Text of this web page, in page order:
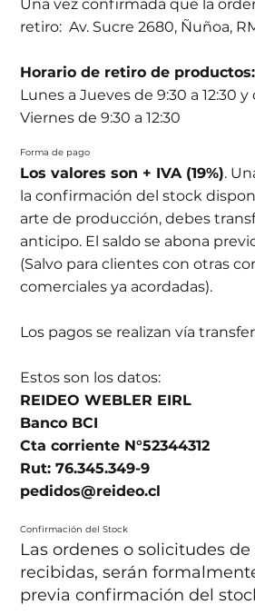
Una vez confirmada que la
retiro: Av. Sucre 2680, Ñuñoa,
Horario de retiro de productos:
Lunes a Jueves de 9:30 a 12:30 y
Viernes de 9:30 a 12:30
Forma de pago
Los valores son + IVA (19%).
la confirmación del stock
arte de producción, debes
anticipo. El saldo se abona
(Salvo para clientes con otras
comerciales ya acordadas).
Los pagos se realizan vía
Estos son los datos:
REIDEO WEBLER EIRL
Banco BCI
Cta corriente N°52344312
Rut: 76.345.349-9
pedidos@reideo.cl
Confirmación del Stock
Las ordenes o solicitudes
recibidas, serán
previa confirmación del